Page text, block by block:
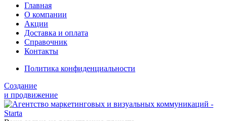
Главная
О компании
Акции
Доставка и оплата
Справочник
Контакты
Политика конфиденциальности
Создание
и продвижение